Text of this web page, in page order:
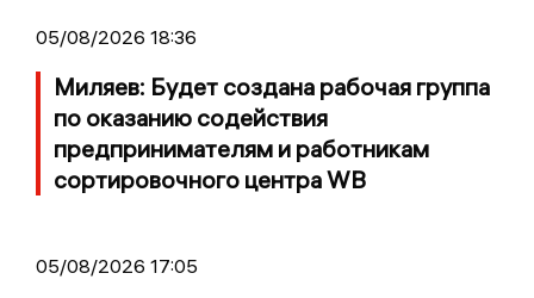
05/08/2026 18:36
Миляев: Будет создана рабочая группа
по оказанию содействия
предпринимателям и работникам
сортировочного центра WB
05/08/2026 17:05